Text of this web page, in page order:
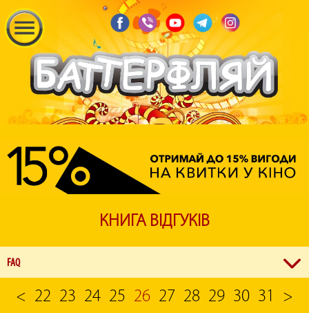
КНИГА ВІДГУКІВ
FAQ
З якої години можна купувати квитки у кінотеатрі?
< 22 23 24 25 26 27 28 29 30 31 >